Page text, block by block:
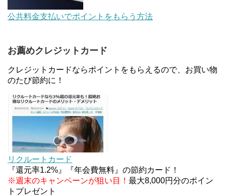
デジタルギフト改悪でいろいろ手数料徴収へ！8/3
～
au Pay等に等価交換できる「えらべるギフト」がフ
ァミリマートとミニストップで登場！WAON1%還
元で新ルート誕生！？
JCBカードWでApple Pay追加時のナビダイヤル
0570を回避する方法
ソニーフィナンシャルグループの株主限定！2万円
もらえる口座開設キャンペーン。7/31まで
公共料金支払いでポイントをもらう方法
お薦めクレジットカード
クレジットカードならポイントをもらえるので、お買い物
のたび節約に！
リクルートカード
『還元率1.2%』『年会費無料』の節約カード！
※週末のキャンペーンが狙い目！ 最大8,000円分のポイン
トプレゼント